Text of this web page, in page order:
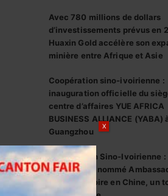
Avec 780 millions de dollars
d’investissements prévus en
Huaxin Gold accélère son
minière entre Afrique et Asie
Coopération sino-ivoirienne :
inauguration officielle du
centre d’affaires YUE AFRICA
BUSINESS ALLIANCE (YABA)
Guangzhou
Coopération Sino-Ivoirienne :
Abou Dosso nommé
la Côte d’Ivoire en Chine, un
X